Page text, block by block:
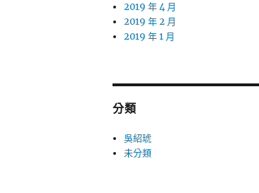
2019 年 4 月
2019 年 2 月
2019 年 1 月
分類
吳紹琥
未分類